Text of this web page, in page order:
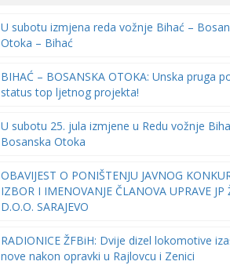
U subotu izmjena reda vožnje Bihać –
Otoka – Bihać
BIHAĆ – BOSANSKA OTOKA: Unska pruga
status top ljetnog projekta!
U subotu 25. jula izmjene u Redu vožnje
Bosanska Otoka
OBAVIJEST O PONIŠTENJU JAVNOG
IZBOR I IMENOVANJE ČLANOVA UPRAVE JP
D.O.O. SARAJEVO
RADIONICE ŽFBiH: Dvije dizel lokomotive
nove nakon opravki u Rajlovcu i Zenici